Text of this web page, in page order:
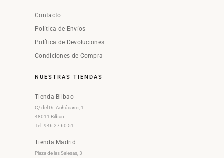
Contacto
Política de Envíos
Política de Devoluciones
Condiciones de Compra
NUESTRAS TIENDAS
Tienda Bilbao
C/ del Dr. Achúcarro, 1
48011 Bilbao
Tel. 946 27 60 51
Tienda Madrid
Plaza de las Salesas, 3